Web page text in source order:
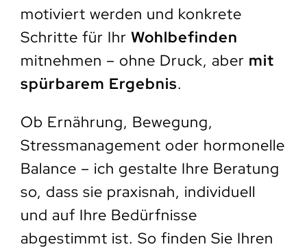
motiviert werden und konkrete
Schritte für IhrWohlbefinden
mitnehmen – ohne Druck, aber mit
spürbarem Ergebnis.
Ob Ernährung, Bewegung,
Stressmanagement oder hormonelle
Balance – ich gestalte Ihre Beratung
so, dass sie praxisnah, individuell
und auf Ihre Bedürfnisse
abgestimmt ist. So finden Sie Ihren